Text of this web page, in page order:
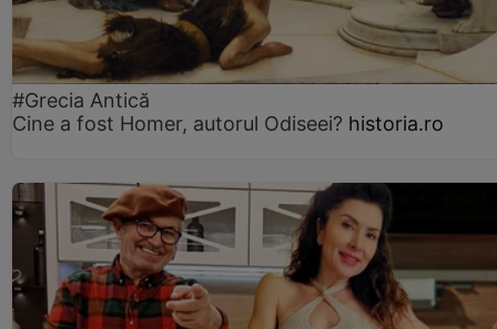
#Grecia Antică
Cine a fost Homer, autorul Odiseei? historia.ro